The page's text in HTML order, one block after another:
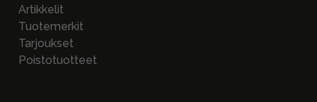
Artikkelit
Tuotemerkit
Tarjoukset
Poistotuotteet